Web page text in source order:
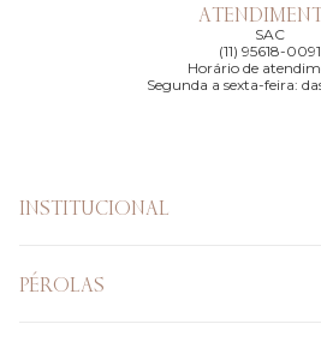
SAC
(11) 95618-0091
Horário de
Segunda a sexta-feira:
INSTITUCIONAL
PÉROLAS